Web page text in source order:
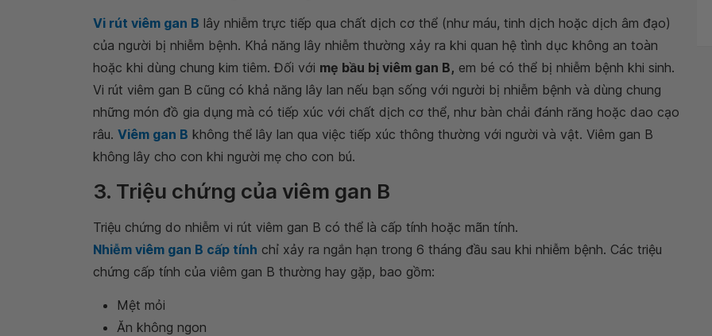
Vi rút viêm gan B lây nhiễm trực tiếp qua chất dịch cơ thể (như máu, tinh dịch hoặc dịch âm đạo)
của người bị nhiễm bệnh. Khả năng lây nhiễm thường xảy ra khi quan hệ tình dục không an toàn
hoặc khi dùng chung kim tiêm. Đối với mẹ bầu bị viêm gan B, em bé có thể bị nhiễm bệnh khi sinh.
Vi rút viêm gan B cũng có khả năng lây lan nếu bạn sống với người bị nhiễm bệnh và dùng chung
những món đồ gia dụng mà có tiếp xúc với chất dịch cơ thể, như bàn chải đánh răng hoặc dao cạo
râu. Viêm gan B không thể lây lan qua việc tiếp xúc thông thường với người và vật. Viêm gan B
không lây cho con khi người mẹ cho con bú.
3. Triệu chứng của viêm gan B
Triệu chứng do nhiễm vi rút viêm gan B có thể là cấp tính hoặc mãn tính.
Nhiễm viêm gan B cấp tính chỉ xảy ra ngắn hạn trong 6 tháng đầu sau khi nhiễm bệnh. Các triệu
chứng cấp tính của viêm gan B thường hay gặp, bao gồm:
Mệt mỏi
Ăn không ngon